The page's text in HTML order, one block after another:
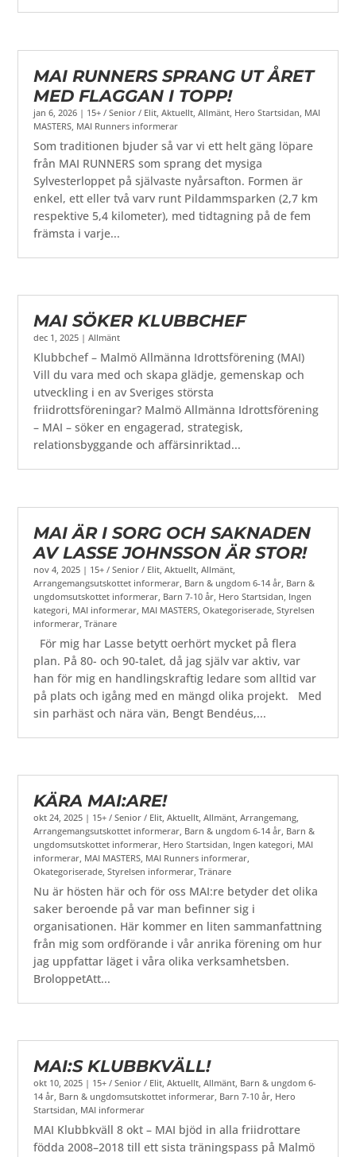
MAI RUNNERS SPRANG UT ÅRET
MED FLAGGAN I TOPP!
jan 6, 2026 | 15+ / Senior / Elit ,Aktuellt ,Allmänt Hero Startsidan MAI
MASTERS MAI Runners informerar
Som traditionen bjuder så var vi ett helt gäng löpare
från MAI RUNNERS som sprang det mysiga
Sylvesterloppet på självaste nyårsafton. Formen är
enkel, ett eller två varv runt Pildammsparken (2,7 km
respektive 5,4 kilometer), med tidtagning på de fem
främsta i varje...
MAI SÖKER KLUBBCHEF
dec 1, 2025 |Allmänt
Klubbchef – Malmö Allmänna Idrottsförening (MAI)
Vill du vara med och skapa glädje, gemenskap och
utveckling i en av Sveriges största
friidrottsföreningar? Malmö Allmänna Idrottsförening
– MAI – söker en engagerad, strategisk,
relationsbyggande och affärsinriktad...
MAI ÄR I SORG OCH SAKNADEN
AV LASSE JOHNSSON ÄR STOR!
nov 4, 2025 | 15+ / Senior / Elit ,Aktuellt ,Allmänt
Arrangemangsutskottet informerar Barn & ungdom 6-14 år Barn &
ungdomsutskottet informerar Barn 7-10 år Hero Startsidan Ingen
kategori MAI informerar MAI MASTERS ,Okategoriserade ,Styrelsen
informerar ,Tränare
För mig har Lasse betytt oerhört mycket på flera
plan. På 80- och 90-talet, då jag själv var aktiv, var
han för mig en handlingskraftig ledare som alltid var
på plats och igång med en mängd olika projekt. Med
sin parhäst och nära vän, Bengt Bendéus,...
KÄRA MAI:ARE!
okt 24, 2025 | 15+ / Senior / Elit ,Aktuellt ,Allmänt ,Arrangemang
Arrangemangsutskottet informerar Barn & ungdom 6-14 år Barn &
ungdomsutskottet informerar Hero Startsidan Ingen kategori MAI
informerar MAI MASTERS MAI Runners informerar
Okategoriserade ,Styrelsen informerar ,Tränare
Nu är hösten här och för oss MAI:re betyder det olika
saker beroende på var man befinner sig i
organisationen. Här kommer en liten sammanfattning
från mig som ordförande i vår anrika förening om hur
jag uppfattar läget i våra olika verksamhetsben.
BroloppetAtt...
MAI:S KLUBBKVÄLL!
okt 10, 2025 | 15+ / Senior / Elit,Aktuellt,Allmänt, Barn & ungdom 6-
14 år, Barn & ungdomsutskottet informerar, Barn 7-10 år, Hero
Startsidan, MAI informerar
MAI Klubbkväll 8 okt – MAI bjöd in alla friidrottare
födda 2008–2018 till ett sista träningspass på Malmö